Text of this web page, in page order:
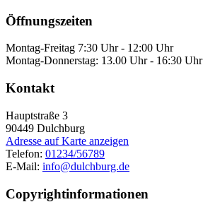
Öffnungszeiten
Montag-Freitag 7:30 Uhr - 12:00 Uhr
Montag-Donnerstag: 13.00 Uhr - 16:30 Uhr
Kontakt
Hauptstraße 3
90449 Dulchburg
Adresse auf Karte anzeigen
Telefon: 01234/56789
E-Mail: info@dulchburg.de
Copyrightinformationen